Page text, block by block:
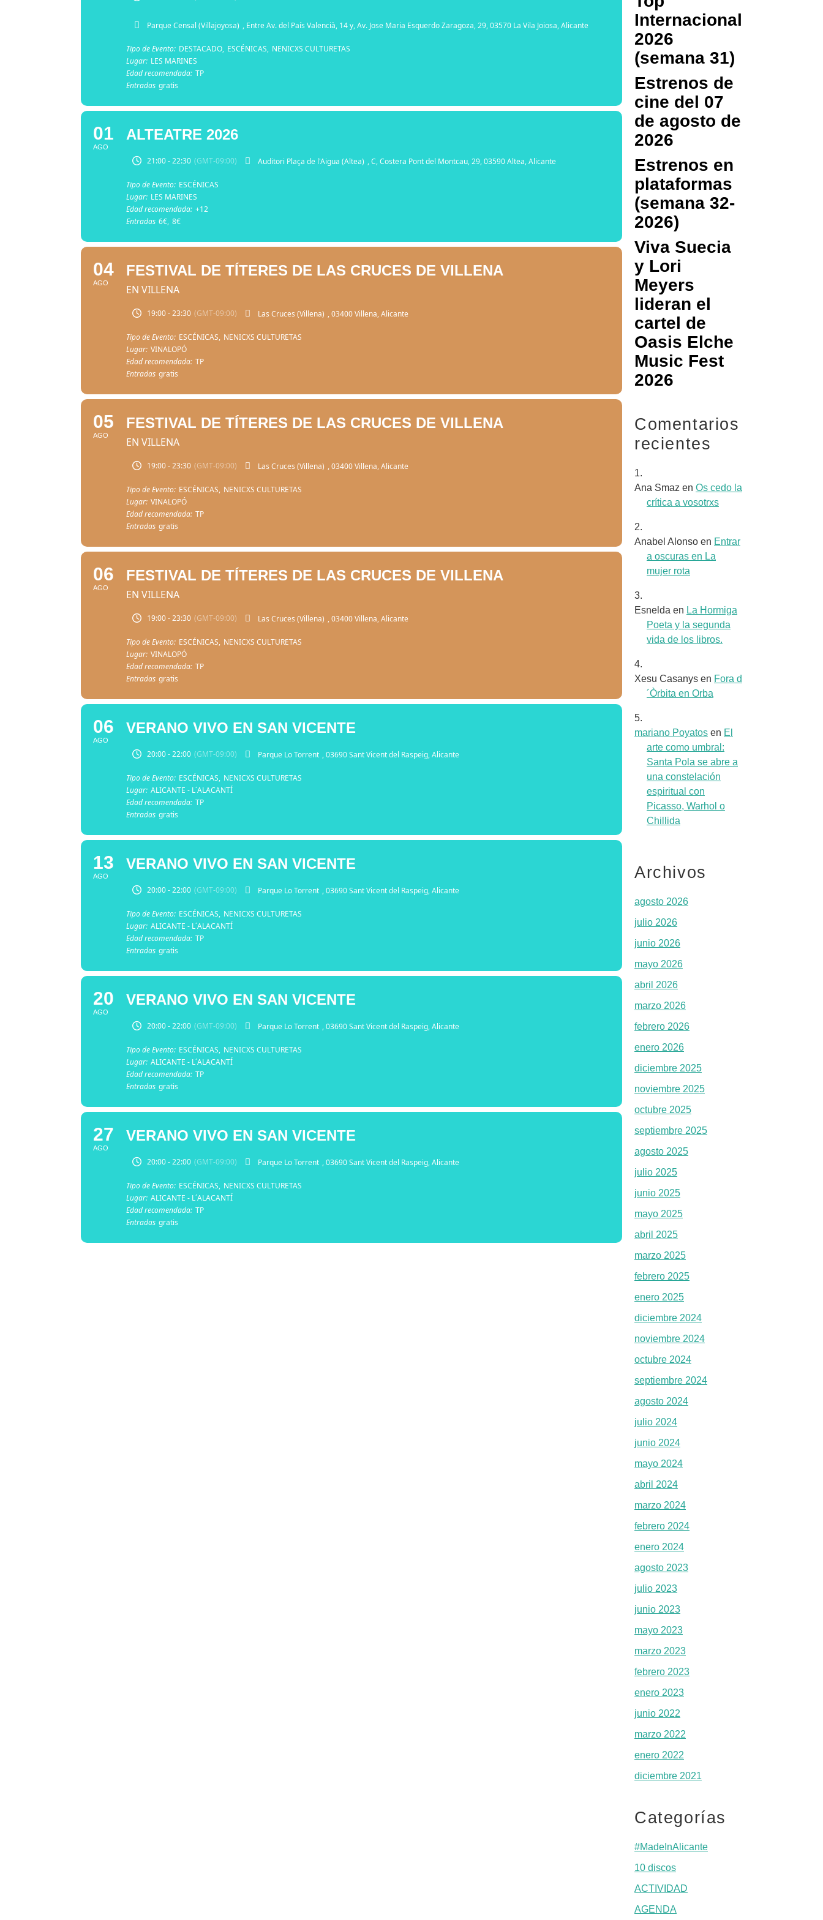
Parque Censal (Villajoyosa) , Entre Av. del País Valencià, 14 y, Av. Jose Maria Esquerdo Zaragoza, 29, 03570 La Vila Joiosa, Alicante
Tipo de Evento: DESTACADO, ESCÉNICAS, NENICXS CULTURETAS
Lugar: LES MARINES
Edad recomendada: TP
Entradas gratis
01
AGO
ALTEATRE 2026
21:00 - 22:30 (GMT-09:00) Auditori Plaça de l'Aigua (Altea) , C, Costera Pont del Montcau, 29, 03590 Altea, Alicante
Tipo de Evento: ESCÉNICAS
Lugar: LES MARINES
Edad recomendada: +12
Entradas 6€, 8€
04
AGO
FESTIVAL DE TÍTERES DE LAS CRUCES DE VILLENA
EN VILLENA
19:00 - 23:30 (GMT-09:00) Las Cruces (Villena) , 03400 Villena, Alicante
Tipo de Evento: ESCÉNICAS, NENICXS CULTURETAS
Lugar: VINALOPÓ
Edad recomendada: TP
Entradas gratis
05
AGO
FESTIVAL DE TÍTERES DE LAS CRUCES DE VILLENA
EN VILLENA
19:00 - 23:30 (GMT-09:00) Las Cruces (Villena) , 03400 Villena, Alicante
Tipo de Evento: ESCÉNICAS, NENICXS CULTURETAS
Lugar: VINALOPÓ
Edad recomendada: TP
Entradas gratis
06
AGO
FESTIVAL DE TÍTERES DE LAS CRUCES DE VILLENA
EN VILLENA
19:00 - 23:30 (GMT-09:00) Las Cruces (Villena) , 03400 Villena, Alicante
Tipo de Evento: ESCÉNICAS, NENICXS CULTURETAS
Lugar: VINALOPÓ
Edad recomendada: TP
Entradas gratis
06
AGO
VERANO VIVO EN SAN VICENTE
20:00 - 22:00 (GMT-09:00) Parque Lo Torrent , 03690 Sant Vicent del Raspeig, Alicante
Tipo de Evento: ESCÉNICAS, NENICXS CULTURETAS
Lugar: ALICANTE - L´ALACANTÍ
Edad recomendada: TP
Entradas gratis
13
AGO
VERANO VIVO EN SAN VICENTE
20:00 - 22:00 (GMT-09:00) Parque Lo Torrent , 03690 Sant Vicent del Raspeig, Alicante
Tipo de Evento: ESCÉNICAS, NENICXS CULTURETAS
Lugar: ALICANTE - L´ALACANTÍ
Edad recomendada: TP
Entradas gratis
20
AGO
VERANO VIVO EN SAN VICENTE
20:00 - 22:00 (GMT-09:00) Parque Lo Torrent , 03690 Sant Vicent del Raspeig, Alicante
Tipo de Evento: ESCÉNICAS, NENICXS CULTURETAS
Lugar: ALICANTE - L´ALACANTÍ
Edad recomendada: TP
Entradas gratis
27
AGO
VERANO VIVO EN SAN VICENTE
20:00 - 22:00 (GMT-09:00) Parque Lo Torrent , 03690 Sant Vicent del Raspeig, Alicante
Tipo de Evento: ESCÉNICAS, NENICXS CULTURETAS
Lugar: ALICANTE - L´ALACANTÍ
Edad recomendada: TP
Entradas gratis
Internacional
2026
(semana 31)
Estrenos de
cine del 07
de agosto de
2026
Estrenos en
plataformas
(semana 32-
2026)
Viva Suecia
y Lori
Meyers
lideran el
cartel de
Oasis Elche
Music Fest
2026
Comentarios
recientes
Ana Smaz en Os cedo la
crítica a vosotrxs
Anabel Alonso en Entrar
a oscuras en La
mujer rota
Esnelda en La Hormiga
Poeta y la segunda
vida de los libros.
Xesu Casanys en Fora d
´Òrbita en Orba
mariano Poyatos en El
arte como umbral:
Santa Pola se abre a
una constelación
espiritual con
Picasso, Warhol o
Chillida
Archivos
agosto 2026
julio 2026
junio 2026
mayo 2026
abril 2026
marzo 2026
febrero 2026
enero 2026
diciembre 2025
noviembre 2025
octubre 2025
septiembre 2025
agosto 2025
julio 2025
junio 2025
mayo 2025
abril 2025
marzo 2025
febrero 2025
enero 2025
diciembre 2024
noviembre 2024
octubre 2024
septiembre 2024
agosto 2024
julio 2024
junio 2024
mayo 2024
abril 2024
marzo 2024
febrero 2024
enero 2024
agosto 2023
julio 2023
junio 2023
mayo 2023
marzo 2023
febrero 2023
enero 2023
junio 2022
marzo 2022
enero 2022
diciembre 2021
Categorías
#MadeInAlicante
10 discos
ACTIVIDAD
AGENDA